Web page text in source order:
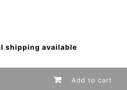
shipping available
Add to cart